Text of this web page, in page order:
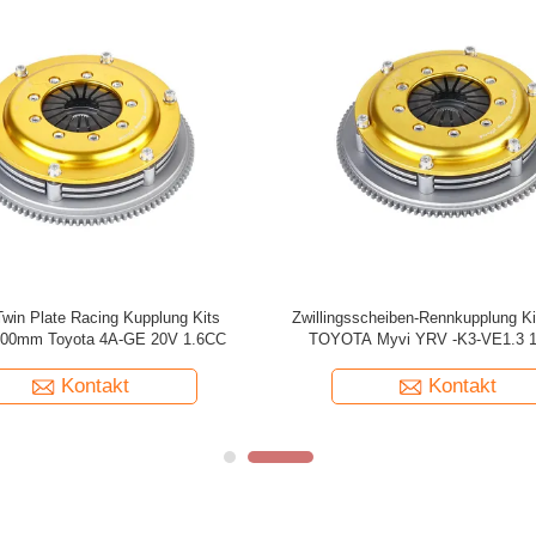
Twin Platten Nissan
RB26 Nissan Rb25 Kupplung
Kontakt
Twin Plates High Performance
Kit für Toyota 2UR 3UR 225
Kontakt